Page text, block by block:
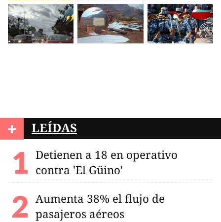
+ LEÍDAS
Detienen a 18 en operativo
contra 'El Güino'
Aumenta 38% el flujo de
pasajeros aéreos